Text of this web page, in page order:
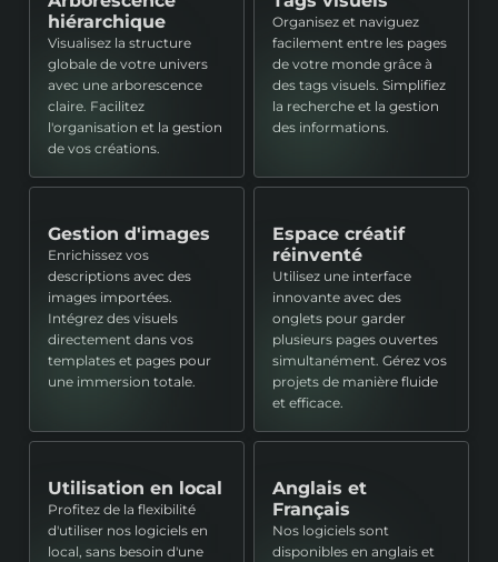
hiérarchique
Visualisez la structure
globale de votre univers
avec une arborescence
claire. Facilitez
l'organisation et la gestion
de vos créations.
Organisez et naviguez
facilement entre les pages
de votre monde grâce à
des tags visuels. Simplifiez
la recherche et la gestion
des informations.
Gestion d'images
Enrichissez vos
descriptions avec des
images importées.
Intégrez des visuels
directement dans vos
templates et pages pour
une immersion totale.
Espace créatif
réinventé
Utilisez une interface
innovante avec des
onglets pour garder
plusieurs pages ouvertes
simultanément. Gérez vos
projets de manière fluide
et efficace.
Utilisation en local
Profitez de la flexibilité
d'utiliser nos logiciels en
local, sans besoin d'une
Anglais et
Français
Nos logiciels sont
disponibles en anglais et